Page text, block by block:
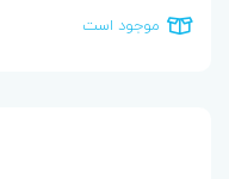
موجود است